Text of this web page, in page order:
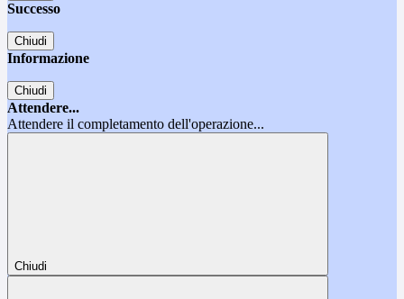
Successo
Chiudi
Informazione
Chiudi
Attendere...
Attendere il completamento dell'operazione...
Chiudi